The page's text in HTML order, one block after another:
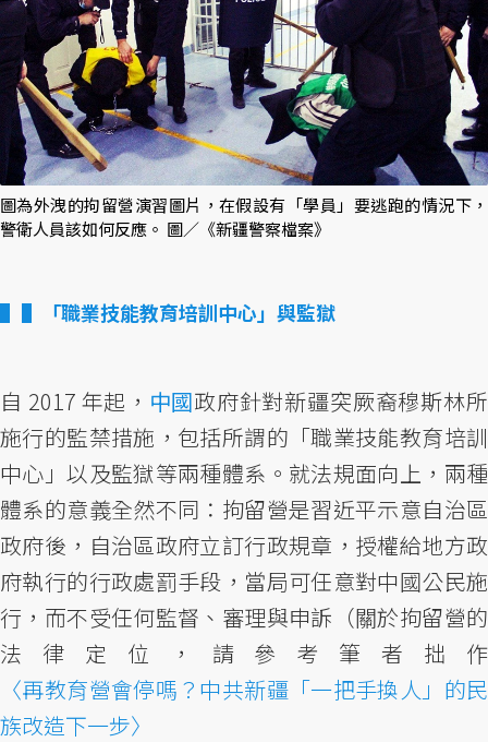
圖為外洩的拘留營演習圖片，在假設有「學員」要逃跑的情況下，
警衛人員該如何反應。 圖／《新疆警察檔案》
▌「職業技能教育培訓中心」與監獄
自 2017 年起， 中國政府針對新疆突厥裔穆斯林所
施行的監禁措施，包括所謂的「職業技能教育培訓
中心」以及監獄等兩種體系。就法規面向上，兩種
體系的意義全然不同：拘留營是習近平示意自治區
政府後，自治區政府立訂行政規章，授權給地方政
府執行的行政處罰手段，當局可任意對中國公民施
行，而不受任何監督、審理與申訴（關於拘留營的
法律定位，請參考筆者拙作
〈再教育營會停嗎？中共新疆「一把手換人」的民
族改造下一步〉